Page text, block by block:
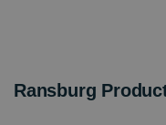
Ransburg